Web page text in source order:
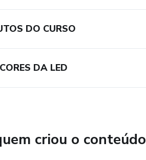
DO CURSO
DA LED
criou o conteúdo